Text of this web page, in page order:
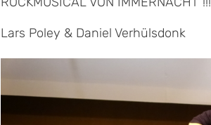
Lars Poley & Daniel Verhülsdonk